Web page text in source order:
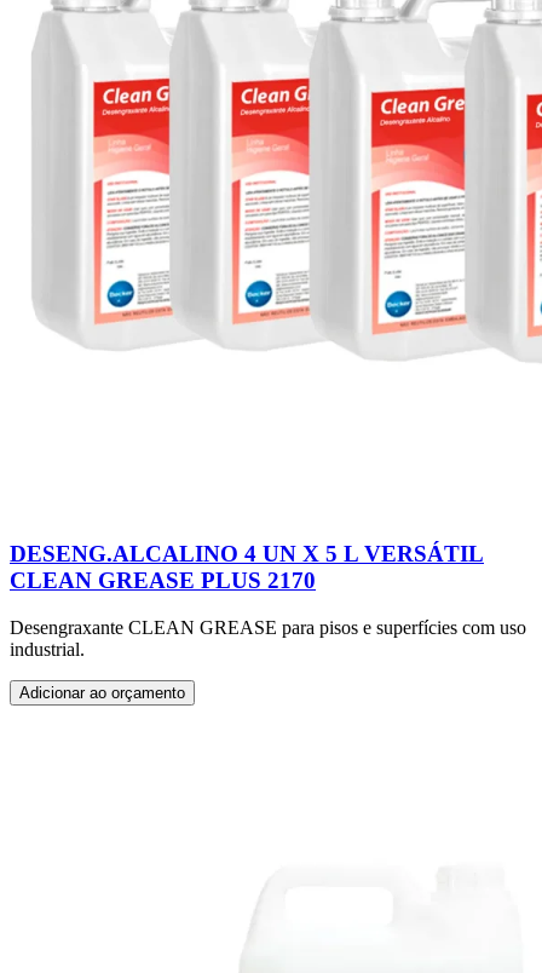
DESENG.ALCALINO 4 UN X 5 L VERSÁTIL
CLEAN GREASE PLUS 2170
Desengraxante CLEAN GREASE para pisos e superfícies com uso
industrial.
Adicionar ao orçamento